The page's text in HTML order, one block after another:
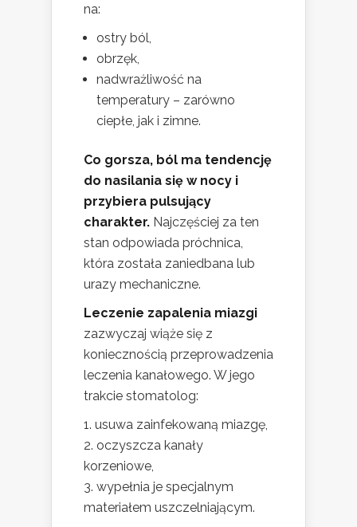
na:
ostry ból,
obrzęk,
nadwrażliwość na
temperatury – zarówno
ciepłe, jak i zimne.
Co gorsza, ból ma tendencję
do nasilania się w nocy i
przybiera pulsujący
charakter. Najczęściej za ten
stan odpowiada próchnica,
która została zaniedbana lub
urazy mechaniczne.
Leczenie zapalenia miazgi
zazwyczaj wiąże się z
koniecznością przeprowadzenia
leczenia kanałowego. W jego
trakcie stomatolog:
usuwa zainfekowaną miazgę,
oczyszcza kanały
korzeniowe,
wypełnia je specjalnym
materiałem uszczelniającym.